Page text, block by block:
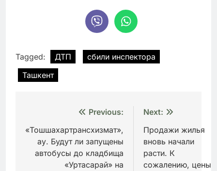
Tagged: ДТП
сбили инспектора
Ташкент
Навигация
по
записям
Previous:
«Тошшахартрансхизмат»,
ау. Будут ли запущены
автобусы до кладбища
«Уртасарай» на
Next:
Продажи жилья
вновь начали
расти. К
сожалению, цены